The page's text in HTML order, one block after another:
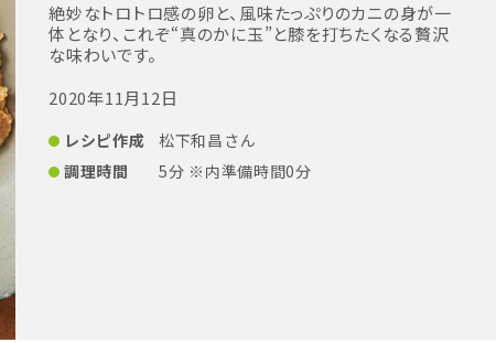
絶妙なトロトロ感の卵と、風味たっぷりのカニの身が一
体となり、これぞ“真のかに玉”と膝を打ちたくなる贅沢
な味わいです。
2020年11月12日
レシピ作成
松下和昌さん
調理時間
5分 ※内準備時間0分